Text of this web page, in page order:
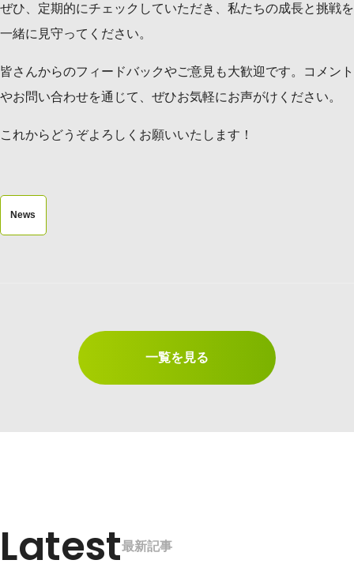
ぜひ、定期的にチェックしていただき、私たちの成長と挑戦を
一緒に見守ってください。
皆さんからのフィードバックやご意見も大歓迎です。コメント
やお問い合わせを通じて、ぜひお気軽にお声がけください。
これからどうぞよろしくお願いいたします！
News
一覧を見る
Latest最新記事